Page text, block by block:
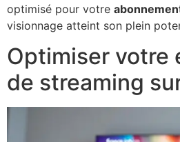
optimisé pour votre
visionnage atteint son plein
Optimiser votre
de streaming